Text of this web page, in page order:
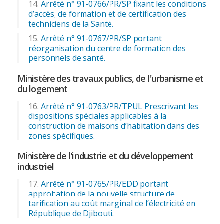
Arrêté n° 91-0766/PR/SP fixant les conditions
d’accès, de formation et de certification des
techniciens de la Santé.
Arrêté n° 91-0767/PR/SP portant
réorganisation du centre de formation des
personnels de santé.
Ministère des travaux publics, de l'urbanisme et
du logement
Arrêté n° 91-0763/PR/TPUL Prescrivant les
dispositions spéciales applicables à la
construction de maisons d’habitation dans des
zones spécifiques.
Ministère de l'industrie et du développement
industriel
Arrêté n° 91-0765/PR/EDD portant
approbation de la nouvelle structure de
tarification au coût marginal de l’électricité en
République de Djibouti.